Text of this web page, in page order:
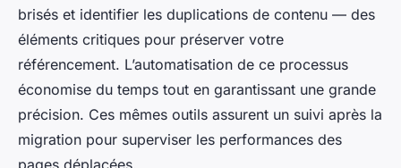
brisés et identifier les duplications de contenu — des
éléments critiques pour préserver votre
référencement. L’automatisation de ce processus
économise du temps tout en garantissant une grande
précision. Ces mêmes outils assurent un suivi après la
migration pour superviser les performances des